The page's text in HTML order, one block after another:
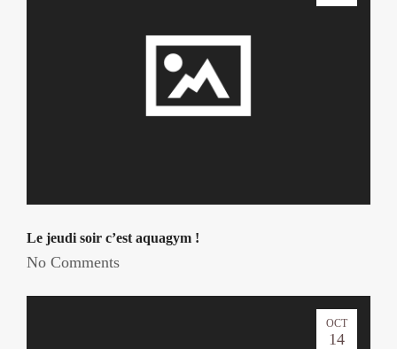
Le jeudi soir c’est aquagym !
No Comments
OCT
14